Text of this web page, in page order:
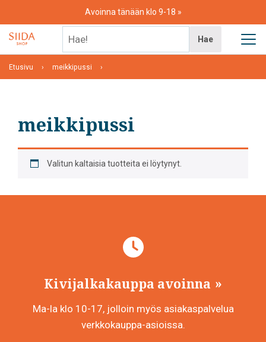
content
Avoinna tänään klo 9-18
Hae
Etusivu meikkipussi
meikkipussi
Valitun kaltaisia tuotteita ei löytynyt.
Kivijalkakauppa avoinna
Ma-la klo 10-17, jolloin myös asiakaspalvelua
verkkokauppa-asioissa.